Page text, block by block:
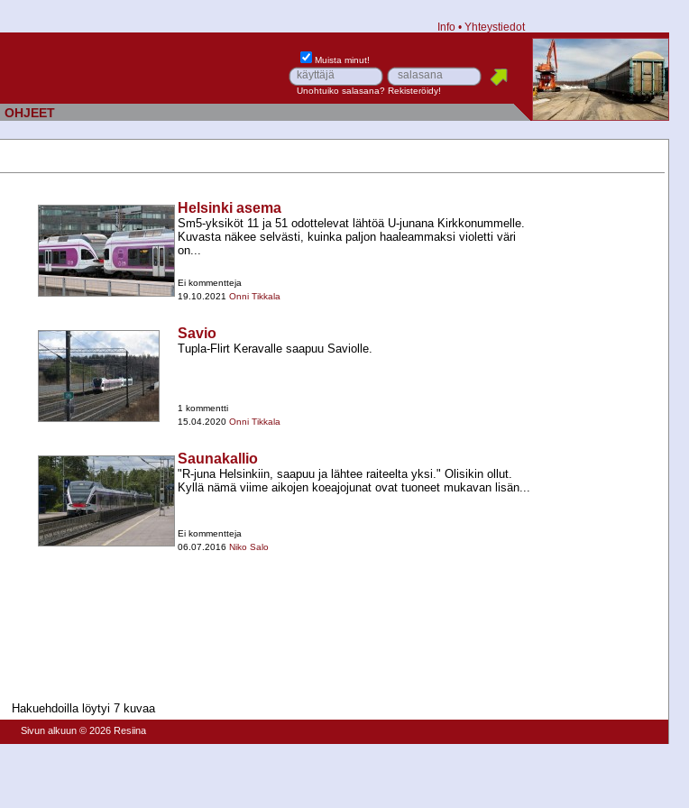
OHJEET
Info • Yhteystiedot
Muista minut!
Unohtuiko salasana? Rekisteröidy!
Helsinki asema
Sm5-​yksiköt 11 ja 51 odottelevat lähtöä U-​junana Kirkkonummelle.
Kuvasta näkee selvästi, kuinka paljon haaleammaksi violetti väri
on...
Ei kommentteja
19.10.2021 Onni Tikkala
Savio
Tupla-​Flirt Keravalle saapuu Saviolle.
1 kommentti
15.04.2020 Onni Tikkala
Saunakallio
"R-​juna Helsinkiin, saapuu ja lähtee raiteelta yksi." Olisikin ollut.
Kyllä nämä viime aikojen koeajojunat ovat tuoneet mukavan lisän...
Ei kommentteja
06.07.2016 Niko Salo
Hakuehdoilla löytyi 7 kuvaa
Sivun alkuun © 2026 Resiina